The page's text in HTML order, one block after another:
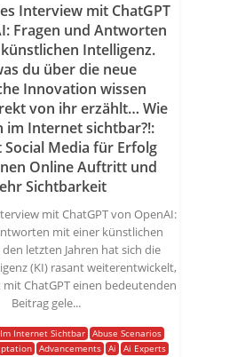
Interview mit ChatGPT
Fragen und Antworten
Intelligenz.
du über die neue
Innovation wissen
von ihr erzählt… Wie
im Internet sichtbar?!:
Media für Erfolg
Online Auftritt und
Sichtbarkeit
mit ChatGPT von OpenAI:
mit einer künstlichen
letzten Jahren hat sich die
(KI) rasant weiterentwickelt,
ChatGPT einen bedeutenden
Beitrag gele...
Internet Sichtbar
Abuse Scenarios
Advancements Ai
Ai Experts